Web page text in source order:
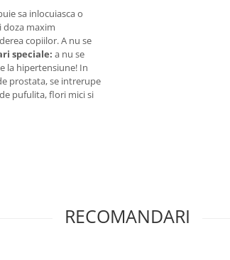
sa inlocuiasca o
doza maxim
copiilor. A nu se
speciale: a nu se
la hipertensiune! In
prostata, se intrerupe
pufulita, flori mici si
RECOMANDARI